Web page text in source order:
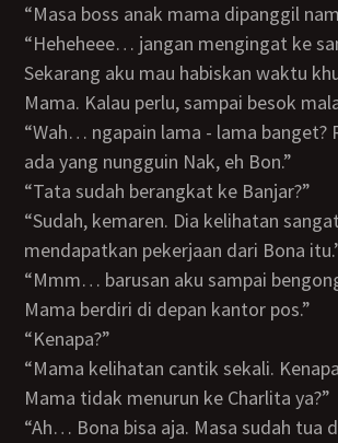
“Masa boss anak mama dipanggil
“Heheheee… jangan mengingat ke sana deh.
Sekarang aku mau habiskan waktu
Mama. Kalau perlu, sampai besok
“Wah… ngapain lama - lama banget? Rumah nggak
ada yang nungguin Nak, eh Bon.”
“Tata sudah berangkat ke Banjar?”
“Sudah, kemaren. Dia kelihatan sangat bersemangat
mendapatkan pekerjaan dari Bona
“Mmm… barusan aku sampai bengong melihat
Mama berdiri di depan kantor pos.”
“Kenapa?”
“Mama kelihatan cantik sekali. Kenapa kecantikan
Mama tidak menurun ke Charlita ya?”
“Ah… Bona bisa aja. Masa sudah tua